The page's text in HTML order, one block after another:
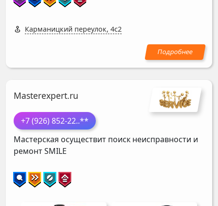
Карманицкий переулок, 4с2
Masterexpert.ru
+7 (926) 852-22..**
Мастерская осуществит поиск неисправности и
ремонтSMILE